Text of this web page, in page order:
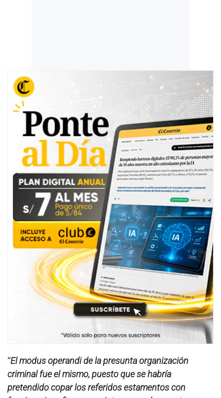
“El modus operandi de la presunta organización
criminal fue el mismo, puesto que se habría
pretendido copar los referidos estamentos con